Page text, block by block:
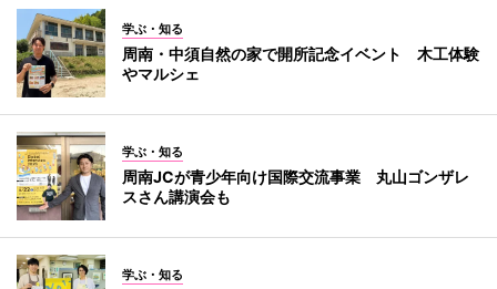
学ぶ・知る
周南・中須自然の家で開所記念イベント 木工体験
やマルシェ
学ぶ・知る
周南JCが青少年向け国際交流事業 丸山ゴンザレ
スさん講演会も
学ぶ・知る